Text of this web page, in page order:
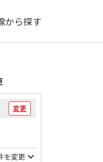
から探す
変更
を変更